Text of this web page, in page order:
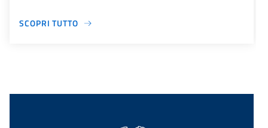
SCOPRI TUTTO